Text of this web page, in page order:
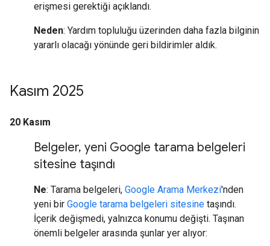
erişmesi gerektiği açıklandı.
Neden: Yardım topluluğu üzerinden daha fazla bilginin
yararlı olacağı yönünde geri bildirimler aldık.
Kasım 2025
20 Kasım
Belgeler, yeni Google tarama belgeleri
sitesine taşındı
Ne: Tarama belgeleri, Google Arama Merkezi'nden
yeni bir Google tarama belgeleri sitesine taşındı.
İçerik değişmedi, yalnızca konumu değişti. Taşınan
önemli belgeler arasında şunlar yer alıyor: